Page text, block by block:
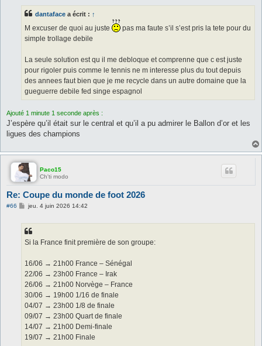
a
e
dantaface a écrit : ↑
M excuser de quoi au juste
pas ma faute s’il s’est pris la tete pour du
simple trollage debile
La seule solution est qu il me debloque et comprenne que c est juste
pour rigoler puis comme le tennis ne m interesse plus du tout depuis
des annees faut bien que je me recycle dans un autre domaine que la
gueguerre debile fed singe espagnol
Ajouté 1 minute 1 seconde après :
J’espère qu’il était sur le central et qu’il a pu admirer le Ballon d’or et les
ligues des champions
Paco15
Ch'ti modo
Re: Coupe du monde de foot 2026
#66
M
a
g
jeu. 4 juin 2026 14:42
Si la France finit première de son groupe:
16/06 → 21h00 France – Sénégal
22/06 → 23h00 France – Irak
26/06 → 21h00 Norvège – France
30/06 → 19h00 1/16 de finale
04/07 → 23h00 1/8 de finale
09/07 → 23h00 Quart de finale
14/07 → 21h00 Demi-finale
19/07 → 21h00 Finale